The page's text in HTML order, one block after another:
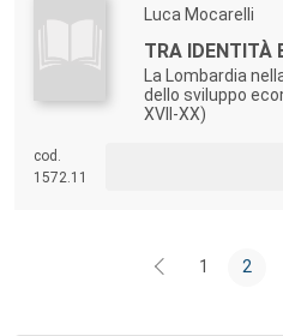
Luca Mocarelli
TRA IDENTITÀ
La Lombardia
dello sviluppo
XVII-XX)
cod.
1572.11
1 2